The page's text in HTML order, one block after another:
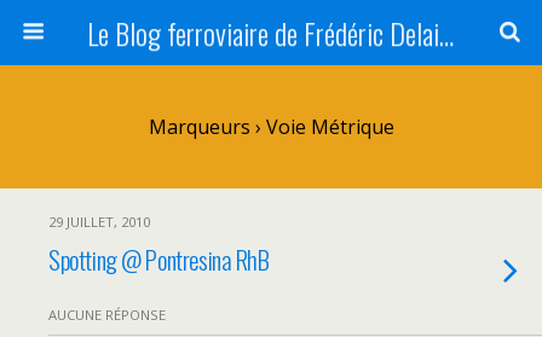
Le Blog ferroviaire de Frédéric Delaitre
Marqueurs › Voie Métrique
29 JUILLET, 2010
Spotting @ Pontresina RhB
AUCUNE RÉPONSE